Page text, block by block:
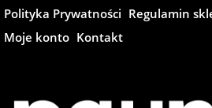
Polityka Prywatności Regulamin
Moje konto Kontakt